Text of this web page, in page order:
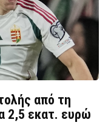
από τη
2,5 εκατ. ευρώ